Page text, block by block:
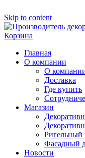
Skip to content
Корзина
Главная
О компании
О
Доставка
Где купить
Магазин
Ригельный
Фасадный
Новости